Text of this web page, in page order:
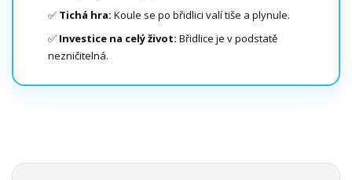
✅ Tichá hra: Koule se po břidlici valí tiše a plynule.
✅ Investice na celý život: Břidlice je v podstatě
nezničitelná.